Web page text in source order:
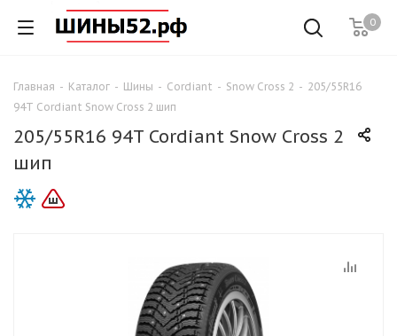
0
Главная - Каталог - Шины - Cordiant - Snow Cross 2 - 205/55R16
94T Cordiant Snow Cross 2 шип
205/55R16 94T Cordiant Snow Cross 2
шип